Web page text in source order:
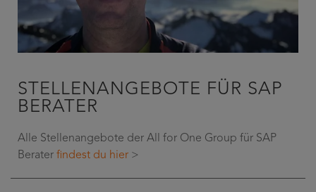
STELLENANGEBOTE FÜR SAP
BERATER
Alle Stellenangebote der All for One Group für SAP
Berater findest du hier >